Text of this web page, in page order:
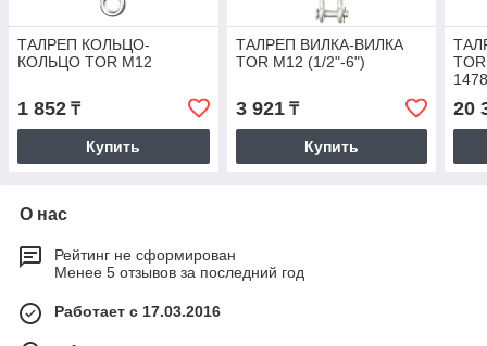
ТАЛРЕП КОЛЬЦО-
КОЛЬЦО TOR М12
1 852 ₸
Купить
ТАЛРЕП ВИЛКА-ВИЛКА
TOR М12 (1/2"-6")
3 921₸
Купить
20
О нас
Рейтинг не сформирован
Менее 5 отзывов за последний год
Работает с 17.03.2016